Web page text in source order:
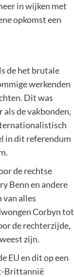
in wijken met
opkomst een
de het brutale
werkenden
Dit was
de vakbonden,
in dit referendum
de rechtse
Benn en andere
van alles
Corbyn tot
de rechterzijde,
zijn.
EU en dit op een
Brittannië